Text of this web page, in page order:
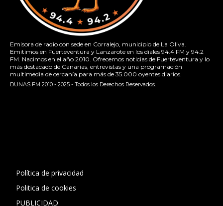
Emisora de radio con sede en Corralejo, municipio de La Oliva.
Emitimos en Fuerteventura y Lanzarote en los diales 94.4 FM y 94.2
FM. Nacimos en el año 2010. Ofrecemos noticias de Fuerteventura y lo
más destacado de Canarias, entrevistas y una programación
multimedia de cercanía para más de 35.000 oyentes diarios.
DUNAS FM 2010 - 2025 - Todos los Derechos Reservados.
Política de privacidad
Politica de cookies
PUBLICIDAD